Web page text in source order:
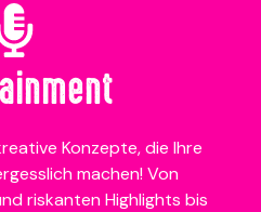
Konzepte, die Ihre
machen! Von
riskanten Highlights bis